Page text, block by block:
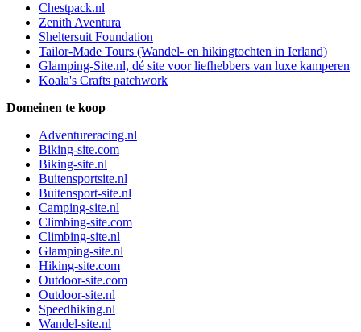
Chestpack.nl
Zenith Aventura
Sheltersuit Foundation
Tailor-Made Tours (Wandel- en hikingtochten in Ierland)
Glamping-Site.nl, dé site voor liefhebbers van luxe kamperen
Koala's Crafts patchwork
Domeinen te koop
Adventureracing.nl
Biking-site.com
Biking-site.nl
Buitensportsite.nl
Buitensport-site.nl
Camping-site.nl
Climbing-site.com
Climbing-site.nl
Glamping-site.nl
Hiking-site.com
Outdoor-site.com
Outdoor-site.nl
Speedhiking.nl
Wandel-site.nl